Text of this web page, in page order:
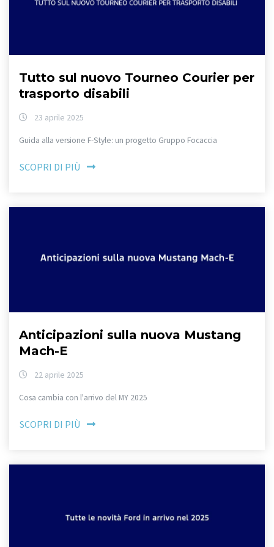
Tutto sul nuovo Tourneo Courier per
trasporto disabili
23 aprile 2025
Guida alla versione F-Style: un progetto Gruppo Focaccia
SCOPRI DI PIÙ
Anticipazioni sulla nuova Mustang
Mach-E
22 aprile 2025
Cosa cambia con l'arrivo del MY 2025
SCOPRI DI PIÙ